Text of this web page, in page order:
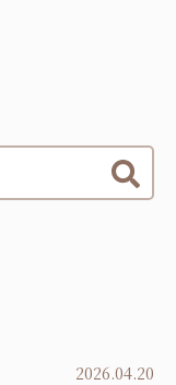
2026.04.20